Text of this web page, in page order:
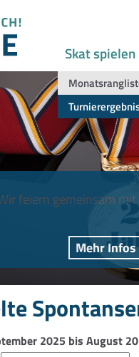
Skat spielen
feiern gemeinsam mit
Mehr Infos
2025 bis August